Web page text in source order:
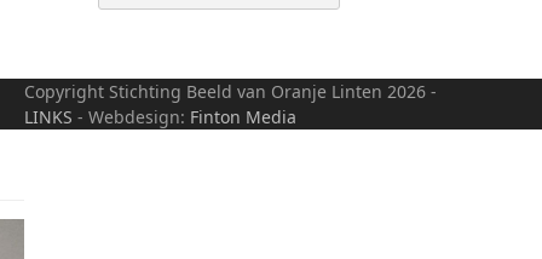
Copyright Stichting Beeld van Oranje Linten 2026 -
LINKS - Webdesign: Finton Media